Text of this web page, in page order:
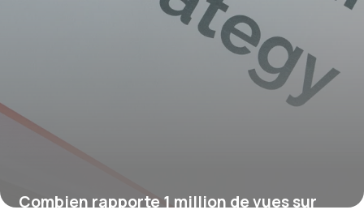
Combien rapporte 1 million de vues sur